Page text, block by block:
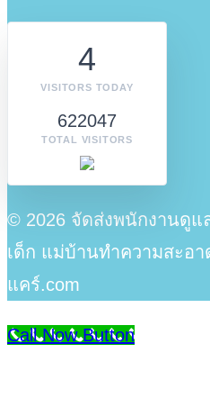
4
VISITORS TODAY
622047
TOTAL VISITORS
© 2026 จัดส่งพนักงานดูแ
เด็ก แม่บ้านทำความสะอา
แคร์.com
Call Now Button